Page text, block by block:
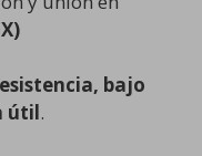
bajo
útil.